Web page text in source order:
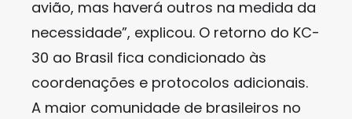
avião, mas haverá outros na medida da
necessidade”, explicou. O retorno do KC-
30 ao Brasil fica condicionado às
coordenações e protocolos adicionais.
A maior comunidade de brasileiros no